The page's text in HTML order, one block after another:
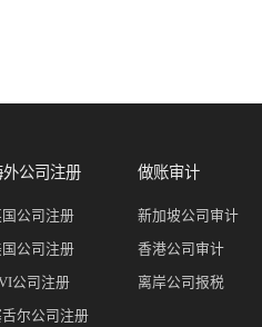
外公司注册
国公司注册
国公司注册
公司注册
舌尔公司注册
做账审计
新加坡公司审计
香港公司审计
离岸公司报税